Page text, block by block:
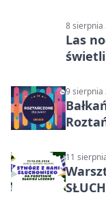
8 sierpnia
Las
9 sierpnia
11